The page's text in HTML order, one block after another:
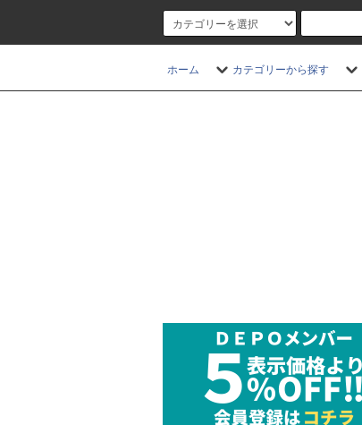
ホーム カテゴリーから探す